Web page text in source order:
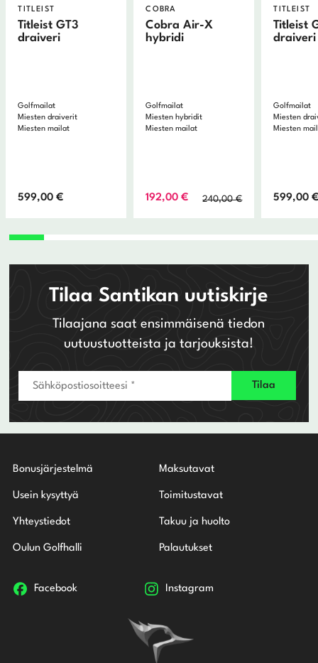
TITLEIST
Titleist GT3
draiveri
Golfmailat
Miesten draiverit
Miesten mailat
599,00€
COBRA
Cobra Air-X
hybridi
Golfmailat
Miesten hybridit
Miesten mailat
240,00€Alkuperäinen
192,00€
Nykyinen
TITLEIST
Titleist
draiveri
Golfmailat
Miesten
Miesten
599,00
Tilaa Santikan uutiskirje
Tilaajana saat ensimmäisenä tiedon
uutuustuotteista ja tarjouksista!
Bonusjärjestelmä
Usein kysyttyä
Yhteystiedot
Oulun Golfhalli
Maksutavat
Toimitustavat
Takuu ja huolto
Palautukset
Facebook Instagram